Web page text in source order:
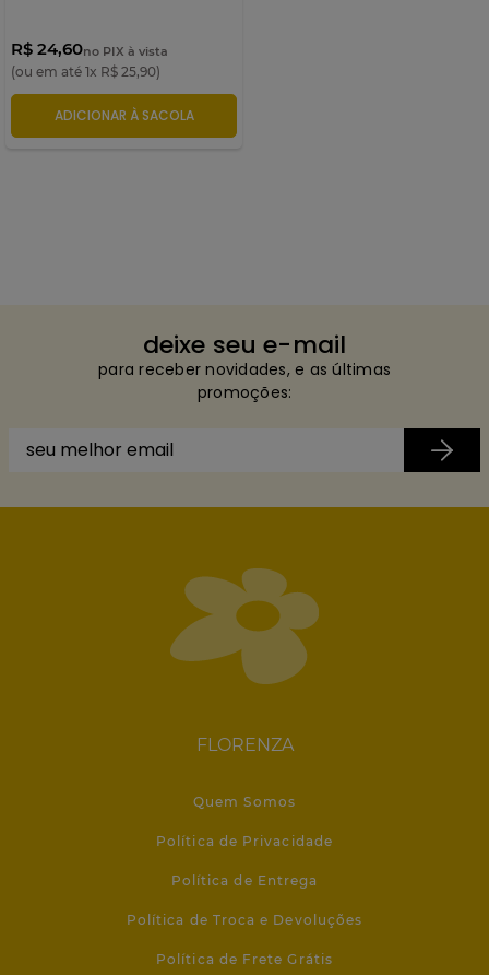
R$ 24,60no PIX à vista
(ou em até 1x R$ 25,90)
ADICIONAR À SACOLA
deixe seu e-mail
para receber novidades, e as últimas
promoções:
FLORENZA
Quem Somos
Política de Privacidade
Política de Entrega
Política de Troca e Devoluções
Política de Frete Grátis